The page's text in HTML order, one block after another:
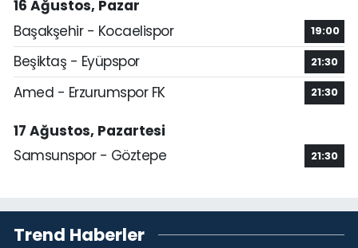
16 Ağustos, Pazar
Başakşehir - Kocaelispor
19:00
Beşiktaş - Eyüpspor 21:30
Amed - Erzurumspor FK 21:30
17 Ağustos, Pazartesi
Samsunspor - Göztepe
21:30
Trend Haberler